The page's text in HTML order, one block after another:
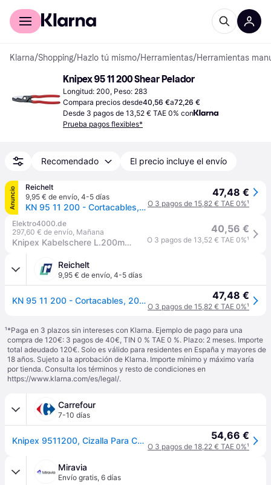
Comprar con Klarna
Klarna/Shopping/Hazlo tú mismo/Herramientas/Herramientas
Knipex 95 11 200 Shear Pelador
Longitud: 200, Peso: 283
Compara precios desde40,56 €a72,26 €
Desde 3 pagos de 13,52 € TAE 0% con
Prueba pagos flexibles*
Recomendado El precio incluye el envío
Anuncio
Reichelt
9,95 € de envío, 4-5 días
KN 95 11 200 - Cortacables, 200 mm, para cable Cu y al, 20,0 mm de diáme
47,48 €
O 3 pagos de 15,82 € TAE 0%¹
Elektro4000.de
297,60 € de envío, Mañana
Knipex Kabelschere L.200mm Ku.-Überzug Knipex-Werk 95 11 200
40,56 €
O 3 pagos de 13,52 € TAE 0%¹
Reichelt
9,95 € de envío, 4-5 días
KN 95 11 200 - Cortacables, 200 mm, para cable Cu y al, 20,0 mm de diáme 47,48 €
O 3 pagos de 15,82 € TAE 0%¹
¹*Paga en 3 plazos sin intereses con Klarna. Ejemplo de pago para una
compra de 120€: 3 pagos de 40€, TIN 0 % TAE 0 %. Plazo: 2 meses. Importe
total adeudado 120€. Solo es válido para residentes en España y mayores de
18 años. Sujeto a la aprobación de Klarna. Importe mínimo y máximo varía
por tienda. Consulta los términos y resto de condiciones en
https://www.klarna.com/es/legal/.
Carrefour
7-10 días
Knipex 9511200, Cizalla Para Cables Con Doble Filo, Roja 54,66 €
O 3 pagos de 18,22 € TAE 0%¹
Miravia
Envío gratis, 6 días